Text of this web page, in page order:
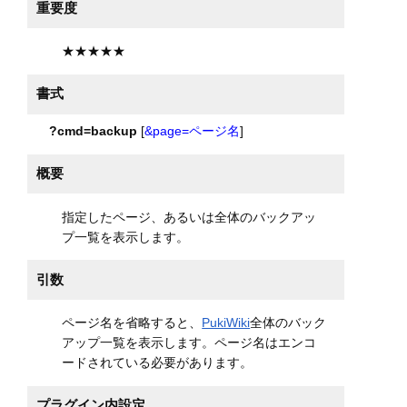
重要度
★★★★★
書式
?cmd=backup [&page=ページ名]
概要
指定したページ、あるいは全体のバックアッ
プ一覧を表示します。
引数
ページ名を省略すると、 PukiWiki全体のバック
アップ一覧を表示します。ページ名はエンコ
ードされている必要があります。